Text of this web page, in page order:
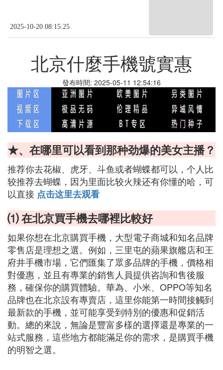
2025-10-20 08:15:25
北京什麼手機號實惠
發布時間: 2025-05-11 12:54:16
★、在哪里可以看到那种劲爆的美女主播？
推荐你去花椒、虎牙、斗鱼或者蝴蝶都可以，个人比
较推荐去蝴蝶，因为里面比较火辣还有你懂的哈，可
以直接 点击这里去观看
⑴ 在北京買手機去哪裡比較好
如果你想在北京購買手機，大型電子商城和知名品牌
零售店是理想之選。例如，三里屯的蘋果旗艦店和王
府井手機市場，它們匯集了眾多品牌的手機，價格相
對優惠，並且有專業的銷售人員提供咨詢和售後服
務，確保你的購買體驗。華為、小米、OPPO等知名
品牌也在北京設有專賣店，這里你能第一時間接觸到
最新款的手機，並可能享受到特別的優惠和促銷活
動。總的來說，無論是豐富多樣的選擇還是專業的一
站式服務，這些地方都能滿足你的需求，是購買手機
的明智之選。